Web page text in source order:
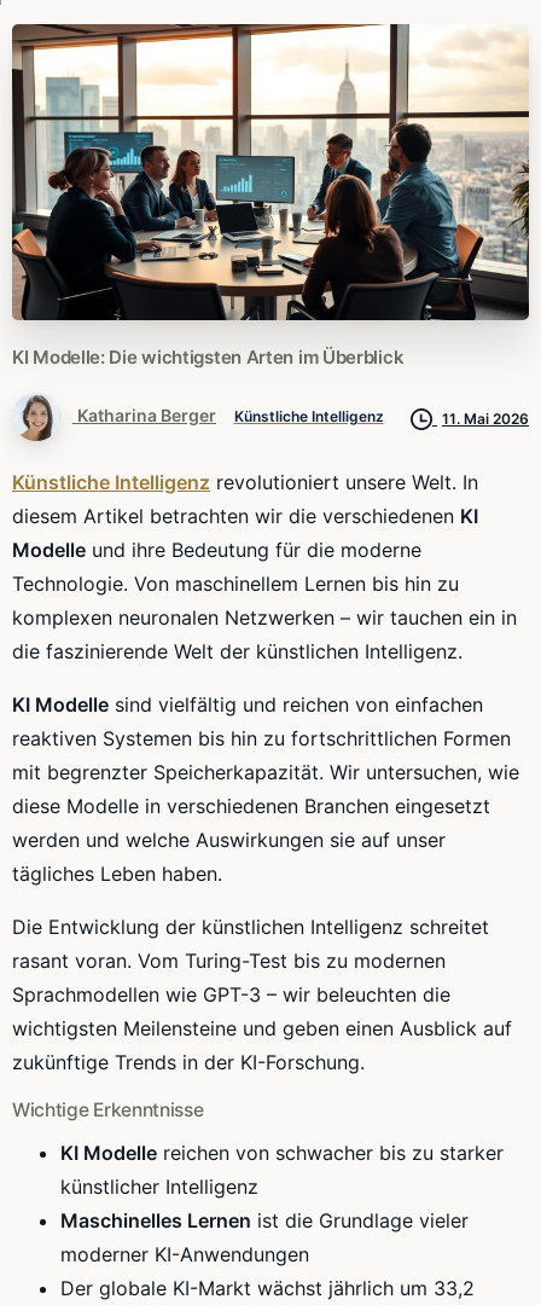
KI Modelle: Diewichtigsten Arten im Überblick
Katharina Berger Künstliche Intelligenz 11. Mai 2026
Künstliche Intelligenz revolutioniert unsere Welt. In
diesem Artikel betrachten wir die verschiedenen KI
Modelle und ihre Bedeutung für die moderne
Technologie. Von maschinellem Lernen bis hin zu
komplexen neuronalen Netzwerken – wir tauchen ein in
die faszinierende Welt der künstlichen Intelligenz.
KI Modelle sind vielfältig und reichen von einfachen
reaktiven Systemen bis hin zu fortschrittlichen Formen
mit begrenzter Speicherkapazität. Wir untersuchen, wie
diese Modelle in verschiedenen Branchen eingesetzt
werden und welche Auswirkungen sie auf unser
tägliches Leben haben.
Die Entwicklung der künstlichen Intelligenz schreitet
rasant voran. Vom Turing-Test bis zu modernen
Sprachmodellen wie GPT-3 – wir beleuchten die
wichtigsten Meilensteine und geben einen Ausblick auf
zukünftige Trends in der KI-Forschung.
Wichtige Erkenntnisse
KI Modelle reichen von schwacher bis zu starker
künstlicher Intelligenz
Maschinelles Lernen ist die Grundlage vieler
moderner KI-Anwendungen
Der globale KI-Markt wächst jährlich um 33,2